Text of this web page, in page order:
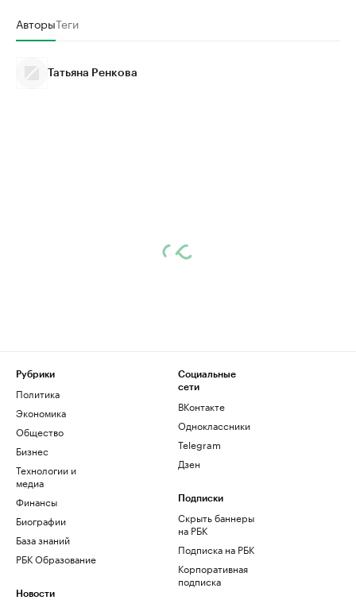
АвторыТеги
Татьяна Ренкова
Рубрики
Политика
Экономика
Общество
Бизнес
Технологии и
медиа
Финансы
Биографии
База знаний
РБК Образование
Новости
Социальные
сети
ВКонтакте
Одноклассники
Telegram
Дзен
Подписки
Скрыть баннеры
на РБК
Подписка на РБК
Корпоративная
подписка